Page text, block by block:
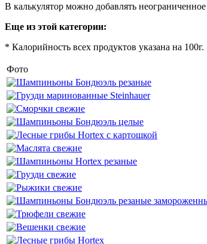
В калькулятор можно добавлять
Еще из этой категории:
* Калорийность всех продуктов указана на 100г.
Фото